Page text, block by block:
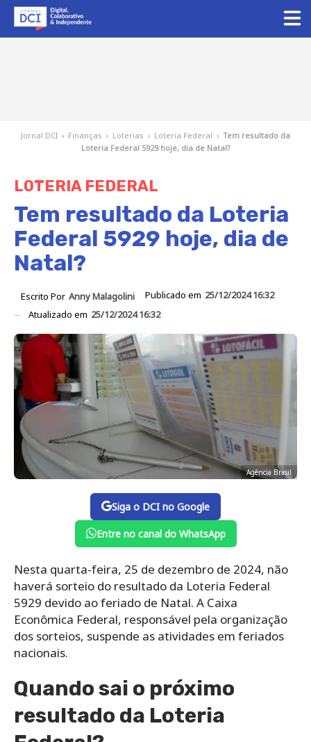
Jornal DCI › Finanças › Loterias › Loteria Federal › Tem resultado da
Loteria Federal 5929 hoje, dia de Natal?
LOTERIA FEDERAL
Tem resultado da Loteria
Federal 5929 hoje, dia de
Natal?
Escrito Por Anny Malagolini Publicado em 25/12/2024 16:32
Atualizado em 25/12/2024 16:32
Agência Brasil
Siga o DCI no Google
Entre no canal do WhatsApp
Nesta quarta-feira, 25 de dezembro de 2024, não
haverá sorteio do resultado da Loteria Federal
5929 devido ao feriado de Natal. A Caixa
Econômica Federal, responsável pela organização
dos sorteios, suspende as atividades em feriados
nacionais.
Quando sai o próximo
resultado da Loteria